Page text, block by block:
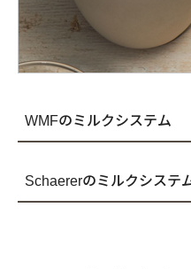
WMFのミルクシステム
Schaererのミルクシステ